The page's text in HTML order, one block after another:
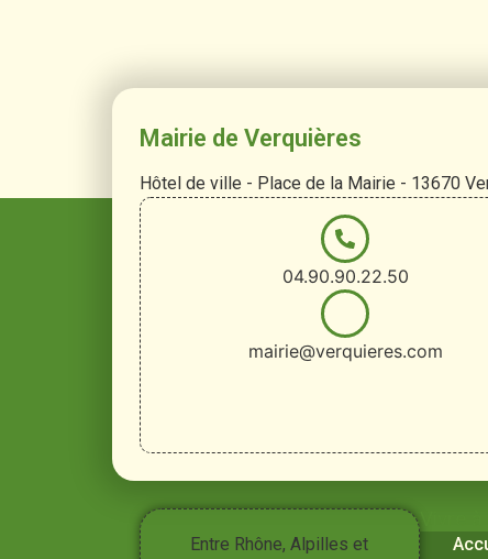
Mairie de Verquières
Hôtel de ville - Place de la Mairie - 13670
04.90.90.22.50
mairie@verquieres.com
Entre Rhône, Alpilles et
Vivre à